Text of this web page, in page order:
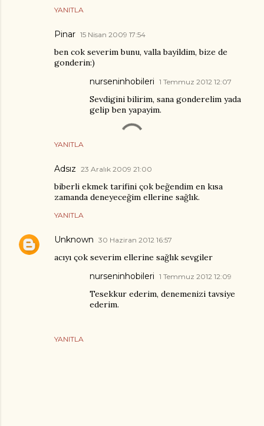
YANITLA
Pinar 15 Nisan 2009 17:54
ben cok severim bunu, valla bayildim, bize de
gonderin:)
YANITLA
nurseninhobileri 1 Temmuz 2012 12:07
Sevdigini bilirim, sana gonderelim yada
gelip ben yapayim.
Adsız 23 Aralık 2009 21:00
biberli ekmek tarifini çok beğendim en kısa
zamanda deneyeceğim ellerine sağlık.
YANITLA
Unknown 30 Haziran 2012 16:57
acıyı çok severim ellerine sağlık sevgiler
YANITLA
nurseninhobileri 1 Temmuz 2012 12:09
Tesekkur ederim, denemenizi tavsiye
ederim.